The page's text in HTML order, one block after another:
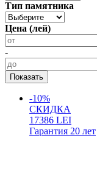
Тип памятника
Цена (лей)
-
-10%
СКИДКА
17386 LEI
Гарантия 20 лет